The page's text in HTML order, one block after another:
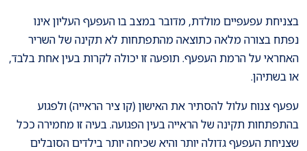
בצניחת עפעפיים מולדת, מדובר במצב בו העפעף העליון אינו
נפתח בצורה מלאה כתוצאה מהתפתחות לא תקינה של השריר
האחראי על הרמת העפעף. תופעה זו יכולה לקרות בעין אחת בלבד,
או בשתיהן.
עפעף צנוח עלול להסתיר את האישון (קו ציר הראייה) ולפגוע
בהתפתחות תקינה של הראייה בעין הפגועה. בעיה זו מחמירה ככל
שצניחת העפעף גדולה יותר והיא שכיחה יותר בילדים הסובלים